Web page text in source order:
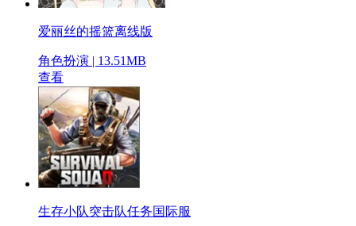
爱丽丝的摇篮离线版
角色扮演 | 13.51MB
查看
生存小队突击队任务国际服